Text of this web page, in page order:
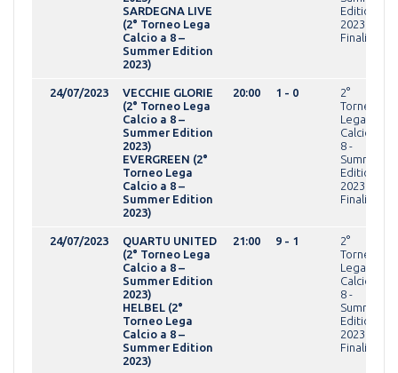
SARDEGNA LIVE
(2° Torneo Lega
Calcio a 8 –
Summer Edition
2023)
Edition
2023Fasi
Finali
24/07/2023
VECCHIE GLORIE
(2° Torneo Lega
Calcio a 8 –
Summer Edition
2023)
EVERGREEN (2°
Torneo Lega
Calcio a 8 –
Summer Edition
2023)
20:00 1 - 0
2°
Torneo
Lega
Calcio a
8 -
Summer
Edition
2023Fasi
Finali
24/07/2023
QUARTU UNITED
(2° Torneo Lega
Calcio a 8 –
Summer Edition
2023)
HELBEL (2°
Torneo Lega
Calcio a 8 –
Summer Edition
2023)
21:00 9 - 1
2°
Torneo
Lega
Calcio a
8 -
Summer
Edition
2023Fasi
Finali